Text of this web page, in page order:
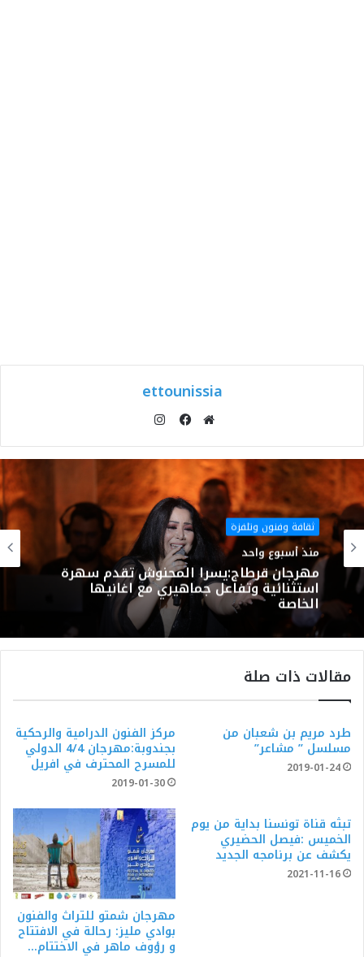
ettounissia
الويب
ثقافة وفنون وتلفزة
منذ أسبوع واحد
مهرجان قرطاج:يسرا المحنوش تقدم سهرة
استثنائية وتفاعل جماهيري مع اغانيها
الخاصة
مقالات ذات صلة
طرد مريم بن شعبان من
مسلسل ” مشاعر”
2019-01-24
مركز الفنون الدرامية والرحكية
بجندوبة:مهرجان 4/4 الدولي
للمسرح المحترف في افريل
2019-01-30
تبثه قناة تونسنا بداية من يوم
الخميس :فيصل الحضيري
يكشف عن برنامجه الجديد
2021-11-16
مهرجان شمتو للتراث والفنون
بوادي مليز: رحالة في الافتتاح
و رؤوف ماهر في الاختتام…